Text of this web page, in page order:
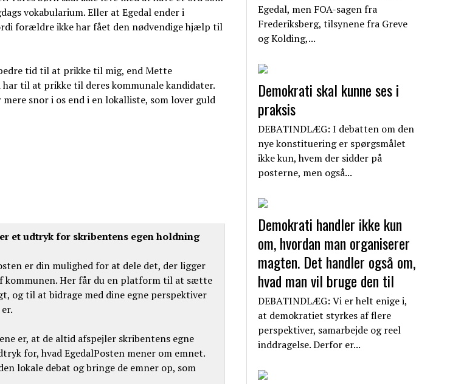
vokabularium. Eller at Egedal ender i
forældre ikke har fået den nødvendige hjælp til
tid til at prikke til mig, end Mette
til at prikke til deres kommunale kandidater.
snor i os end i en lokalliste, som lover guld
et udtryk for skribentens egen holdning
er din mulighed for at dele det, der ligger
kommunen. Her får du en platform til at sætte
og til at bidrage med dine egne perspektiver
er, at de altid afspejler skribentens egne
for, hvad EgedalPosten mener om emnet.
lokale debat og bringe de emner op, som
Egedal, men FOA-sagen fra
Frederiksberg, tilsynene fra Greve
og Kolding,...
Demokrati skal kunne ses i
praksis
DEBATINDLÆG: I debatten om den
nye konstituering er spørgsmålet
ikke kun, hvem der sidder på
posterne, men også...
Demokrati handler ikke kun
om, hvordan man organiserer
magten. Det handler også om,
hvad man vil bruge den til
DEBATINDLÆG: Vi er helt enige i,
at demokratiet styrkes af flere
perspektiver, samarbejde og reel
inddragelse. Derfor er...